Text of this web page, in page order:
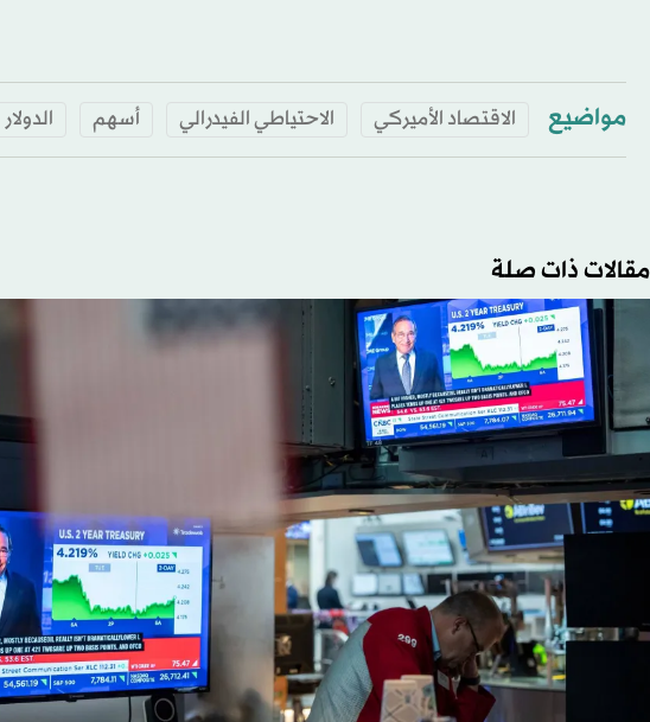
مواضيع الاقتصاد الأميركي الاحتياطي الفيدرالي أسهم الدولار
مقالات ذات صلة